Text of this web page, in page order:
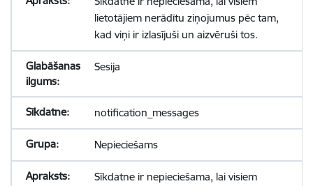
lietotājiem nerādītu ziņojumus pēc tam,
kad viņi ir izlasījuši un aizvēruši tos.
Sesija
notification_messages
Nepieciešams
Sīkdatne ir nepieciešama, lai visiem